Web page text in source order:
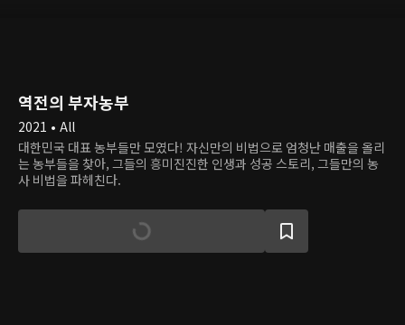
역전의 부자농부
2021 • All
대한민국 대표 농부들만 모였다! 자신만의 비법으로 엄청난 매출을 올리
는 농부들을 찾아, 그들의 흥미진진한 인생과 성공 스토리, 그들만의 농
사 비법을 파헤친다.